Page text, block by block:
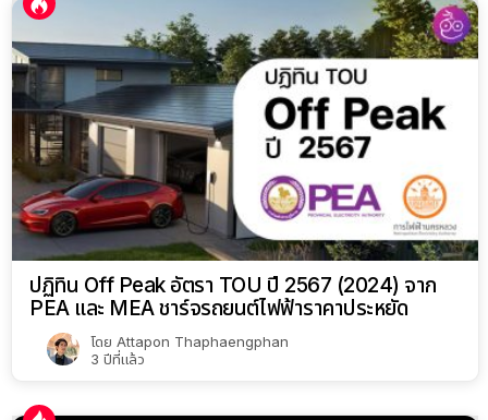
ปฏิทิน Off Peak อัตรา TOU ปี 2567 (2024) จาก
PEA และ MEA ชาร์จรถยนต์ไฟฟ้าราคาประหยัด
โดย Attapon Thaphaengphan
3 ปีที่แล้ว